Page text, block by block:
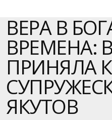
ВЕРА В
ВРЕМЕНА:
ПРИНЯЛА
ЯКУТОВ